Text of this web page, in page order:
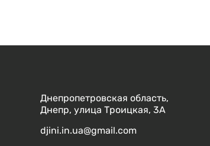
Днепропетровская область,
Днепр, улица Троицкая, 3А
djini.in.ua@gmail.com